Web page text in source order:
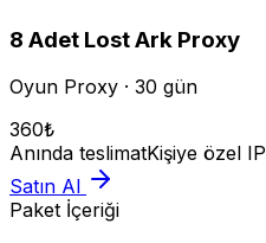
8 Adet Lost Ark Proxy
Oyun Proxy · 30 gün
360₺
Anında teslimatKişiye özel IP
Satın Al
Paket İçeriği